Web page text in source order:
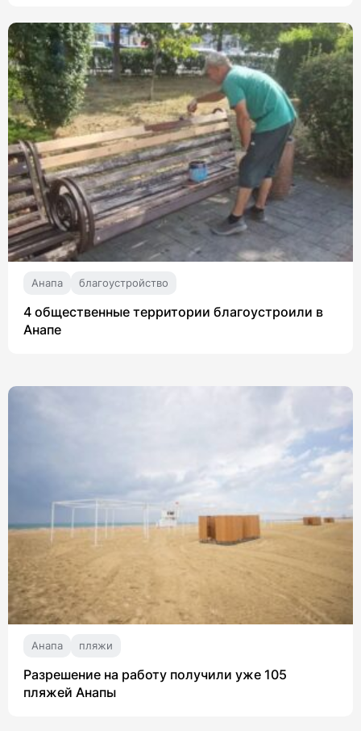
Анапа благоустройство
4 общественные территории благоустроили в
Анапе
Анапа пляжи
Разрешение на работу получили уже 105
пляжей Анапы